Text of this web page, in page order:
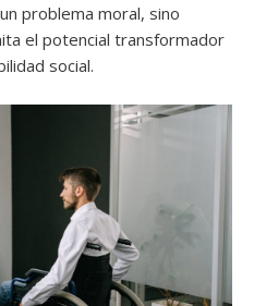
problema moral, sino
el potencial transformador
social.